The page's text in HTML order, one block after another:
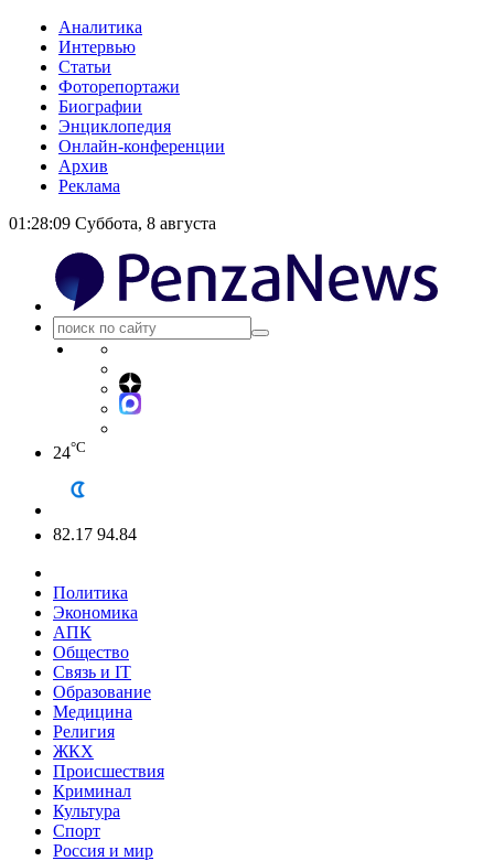
Аналитика
Интервью
Статьи
Фоторепортажи
Биографии
Энциклопедия
Онлайн-конференции
Архив
Реклама
01:28:10 Суббота, 8 августа
24°C
82.17 94.84
Политика
Экономика
АПК
Общество
Связь и IT
Образование
Медицина
Религия
ЖКХ
Происшествия
Криминал
Культура
Спорт
Россия и мир